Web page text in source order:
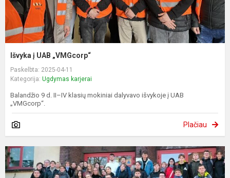
Išvyka į UAB „VMGcorp“
Paskelbta: 2025-04-11
Kategorija: Ugdymas karjerai
Balandžio 9 d. II–IV klasių mokiniai dalyvavo išvykoje į UAB
„VMGcorp“.
Plačiau